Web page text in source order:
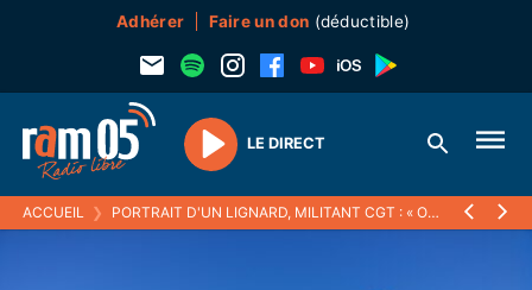
Adhérer Faire un don (déductible)
Play
LE DIRECT
ACCUEIL ❯ PORTRAIT D'UN LIGNARD, MILITANT CGT : « ON EST EN TRAIN DE RETROUVER UN ÉLAN DE SOLIDARITÉ »